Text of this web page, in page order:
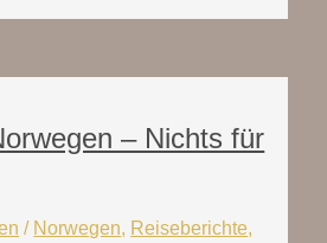
– Nichts für
/ Norwegen, Reiseberichte,